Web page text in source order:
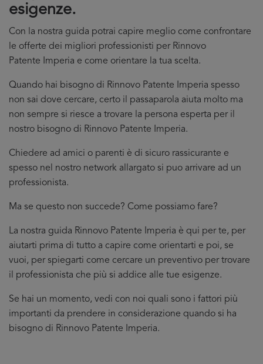
esigenze.
Con la nostra guida potrai capire meglio come confrontare
le offerte dei migliori professionisti per Rinnovo
Patente Imperia e come orientare la tua scelta.
Quando hai bisogno di Rinnovo Patente Imperia spesso
non sai dove cercare, certo il passaparola aiuta molto ma
non sempre si riesce a trovare la persona esperta per il
nostro bisogno di Rinnovo Patente Imperia.
Chiedere ad amici o parenti è di sicuro rassicurante e
spesso nel nostro network allargato si puo arrivare ad un
professionista.
Ma se questo non succede? Come possiamo fare?
La nostra guida Rinnovo Patente Imperia è qui per te, per
aiutarti prima di tutto a capire come orientarti e poi, se
vuoi, per spiegarti come cercare un preventivo per trovare
il professionista che più si addice alle tue esigenze.
Se hai un momento, vedi con noi quali sono i fattori più
importanti da prendere in considerazione quando si ha
bisogno di Rinnovo Patente Imperia.